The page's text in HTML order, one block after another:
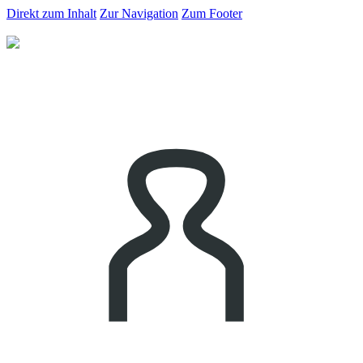
Direkt zum Inhalt Zur Navigation Zum Footer